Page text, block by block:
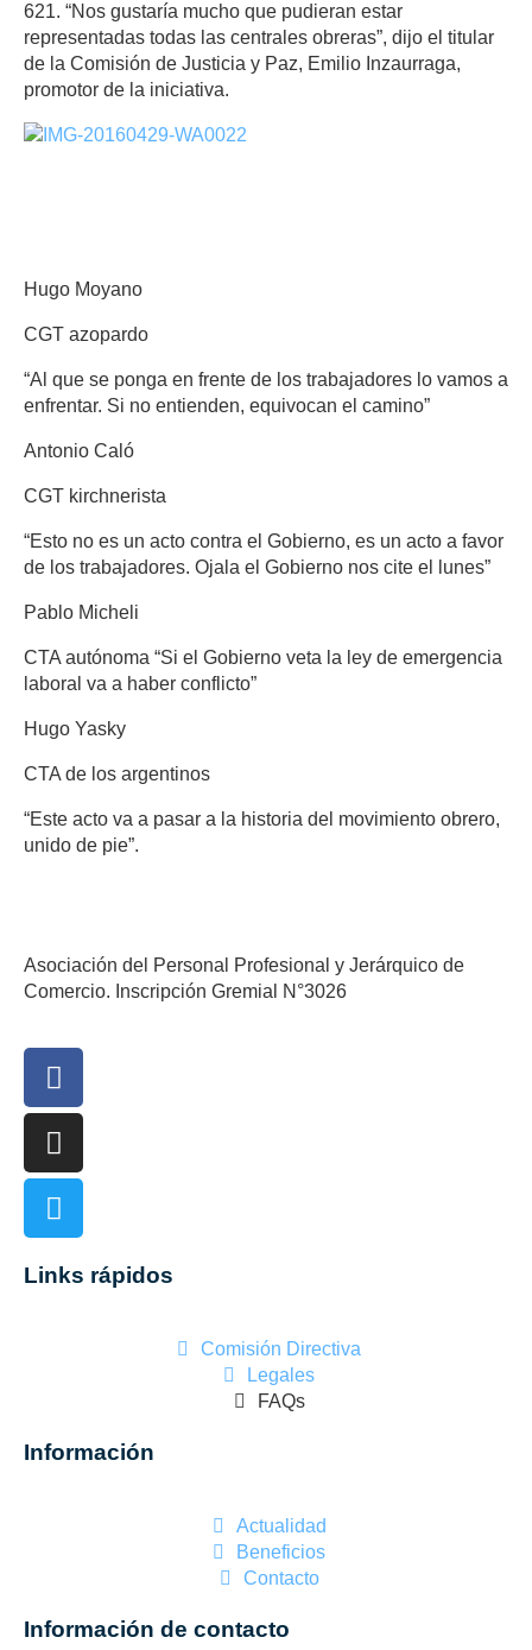
621. “Nos gustaría mucho que pudieran estar
representadas todas las centrales obreras”, dijo el titular
de la Comisión de Justicia y Paz, Emilio Inzaurraga,
promotor de la iniciativa.
Hugo Moyano
CGT azopardo
“Al que se ponga en frente de los trabajadores lo vamos a
enfrentar. Si no entienden, equivocan el camino”
Antonio Caló
CGT kirchnerista
“Esto no es un acto contra el Gobierno, es un acto a favor
de los trabajadores. Ojala el Gobierno nos cite el lunes”
Pablo Micheli
CTA autónoma “Si el Gobierno veta la ley de emergencia
laboral va a haber conflicto”
Hugo Yasky
CTA de los argentinos
“Este acto va a pasar a la historia del movimiento obrero,
unido de pie”.
Asociación del Personal Profesional y Jerárquico de
Comercio. Inscripción Gremial N°3026
Links rápidos
Comisión Directiva
Legales
FAQs
Información
Actualidad
Beneficios
Contacto
Información de contacto